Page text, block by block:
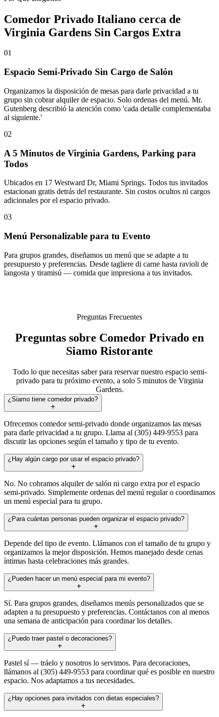
Comedor Privado Italiano cerca de
Virginia Gardens Sin Cargos Extra
01
Espacio Semi-Privado Sin Cargo de Salón
Organizamos la disposición de mesas para darle privacidad a tu
grupo sin cobrar alquiler de espacio. Solo ordenas del menú. Mr.
Gutenberg describió la atención como 'cada detalle complementaba
al siguiente.'
02
A 5 Minutos de Virginia Gardens, Parking para
Todos
Ubicados en 17 Westward Dr, Miami Springs. Todos tus invitados
estacionan gratis detrás del restaurante. Sin costos ocultos ni cargos
adicionales por el espacio privado.
03
Menú Personalizable para tu Evento
Para grupos grandes, diseñamos un menú que se adapte a tu
presupuesto y preferencias. Desde tagliere di carne hasta ravioli de
langosta y tiramisú — comida que impresiona a tus invitados.
Preguntas Frecuentes
Preguntas sobre Comedor Privado en
Siamo Ristorante
Todo lo que necesitas saber para reservar nuestro espacio semi-
privado para tu próximo evento, a solo 5 minutos de Virginia
Gardens.
¿Siamo tiene comedor privado?
Ofrecemos comedor semi-privado donde organizamos las mesas
para darle privacidad a tu grupo. Llama al (305) 449-9553 para
discutir las opciones según el tamaño y tipo de tu evento.
¿Hay algún cargo por usar el espacio privado?
No. No cobramos alquiler de salón ni cargo extra por el espacio
semi-privado. Simplemente ordenas del menú regular o coordinamos
un menú especial para tu grupo.
¿Para cuántas personas pueden organizar el espacio privado?
Depende del tipo de evento. Llámanos con el tamaño de tu grupo y
organizamos la mejor disposición. Hemos manejado desde cenas
íntimas hasta celebraciones más grandes.
¿Pueden hacer un menú especial para mi evento?
Sí. Para grupos grandes, diseñamos menús personalizados que se
adapten a tu presupuesto y preferencias. Contáctanos con al menos
una semana de anticipación para coordinar los detalles.
¿Puedo traer pastel o decoraciones?
Pastel sí — tráelo y nosotros lo servimos. Para decoraciones,
llámanos al (305) 449-9553 para coordinar qué es posible en nuestro
espacio. Nos adaptamos a tus necesidades.
¿Hay opciones para invitados con dietas especiales?